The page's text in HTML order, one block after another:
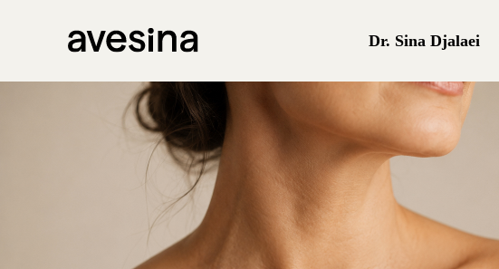
Dr. Sina Djalaei